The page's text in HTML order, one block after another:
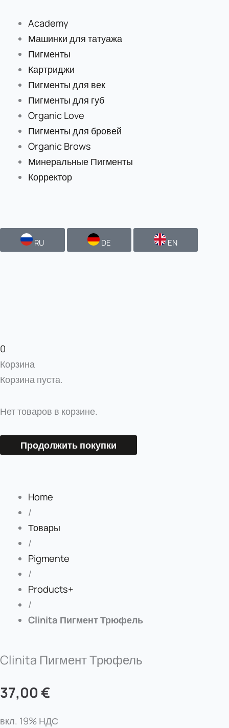
содержимому
Academy
Машинки для татуажа
Пигменты
Картриджи
Пигменты для век
Пигменты для губ
Organic Love
Пигменты для бровей
Organic Brows
Минеральные Пигменты
Корректор
RU DE EN
0
Корзина
Корзина пуста.
Нет товаров в корзине.
Продолжить покупки
Home
/
Товары
/
Pigmente
/
Products+
/
Clinita Пигмент Трюфель
Clinita Пигмент Трюфель
37,00€
вкл. 19% НДС